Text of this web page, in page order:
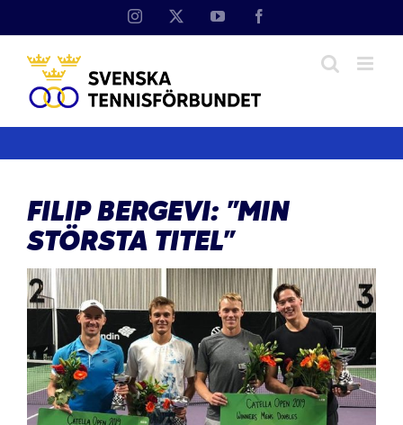
Instagram YouTube
FILIP BERGEVI: ”MIN
STÖRSTA TITEL”